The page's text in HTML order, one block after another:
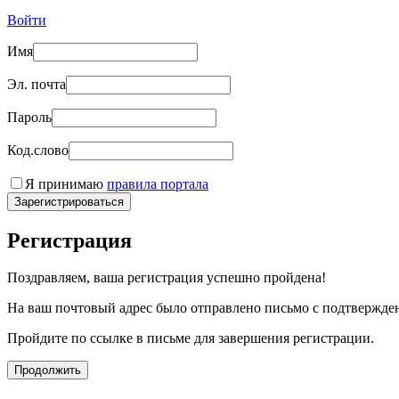
Войти
Имя
Эл. почта
Пароль
Код.слово
Я принимаю правила портала
Зарегистрироваться
Регистрация
Поздравляем, ваша регистрация успешно пройдена!
На ваш почтовый адрес было отправлено письмо с
Пройдите по ссылке в письме для завершения регистрации.
Продолжить